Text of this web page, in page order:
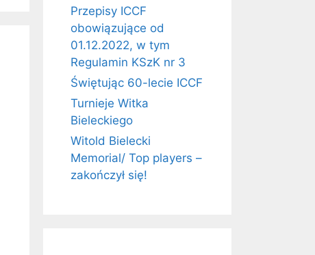
Przepisy ICCF
obowiązujące od
01.12.2022, w tym
Regulamin KSzK nr 3
Świętując 60-lecie ICCF
Turnieje Witka
Bieleckiego
Witold Bielecki
Memorial/ Top players –
zakończył się!